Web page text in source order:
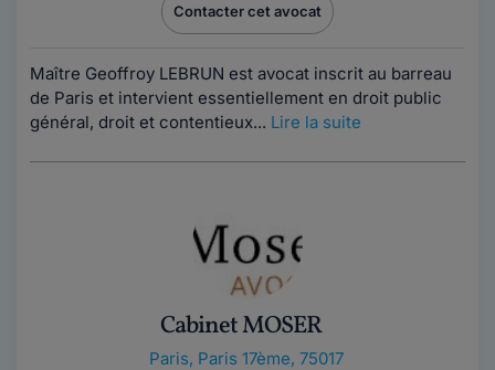
Contacter cet avocat
Maître Geoffroy LEBRUN est avocat inscrit au barreau
de Paris et intervient essentiellement en droit public
général, droit et contentieux... Lire la suite
Cabinet MOSER
Paris, Paris 17ème, 75017